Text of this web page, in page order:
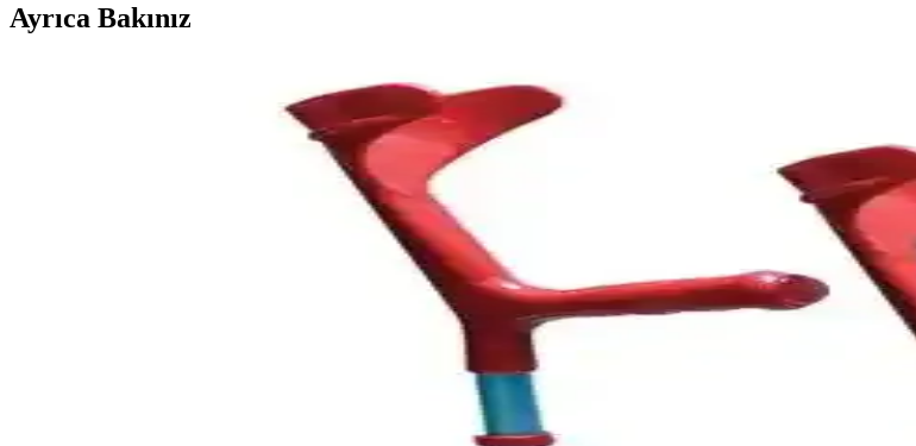
Ayrıca Bakınız
Koltuk Değneği Seçiminde Karşılaştırma: Case Lüx ve HERDEGEN Advance Ürünleri
İki farklı koltuk değneği ürününü detaylı karşılaştırıyoruz. Dayanıklılık, tasarım ve konfor özellikleriyle ilgili bilgiler ve
Koltuk Değneği Karşılaştırması: Hakan Medikal Kanedyen ve Medas Life Ürünleri
İki popüler koltuk değneği olan Hakan Medikal Kanedyen ve Medas Life ürünlerinin özellikleri, kullanıcı yorumları ve
Medas Life ve Soles Koltuk Değneği Karşılaştırması: Hangi Model Daha Uygun
Medas Life ve Soles koltuk değnekleri hafif ve kullanışlı tasarımlarıyla öne çıkıyor. Alüminyum malzeme,
Soles Alüminyum Koltuk Değneği Medium: Güvenilir ve Kullanışlı Destek Aracı
Soles alüminyum koltuk değneği, hafifliği ve dayanıklılığıyla yaşlılar ve hareket kısıtlıları için ideal, kolay taşınabilir ve